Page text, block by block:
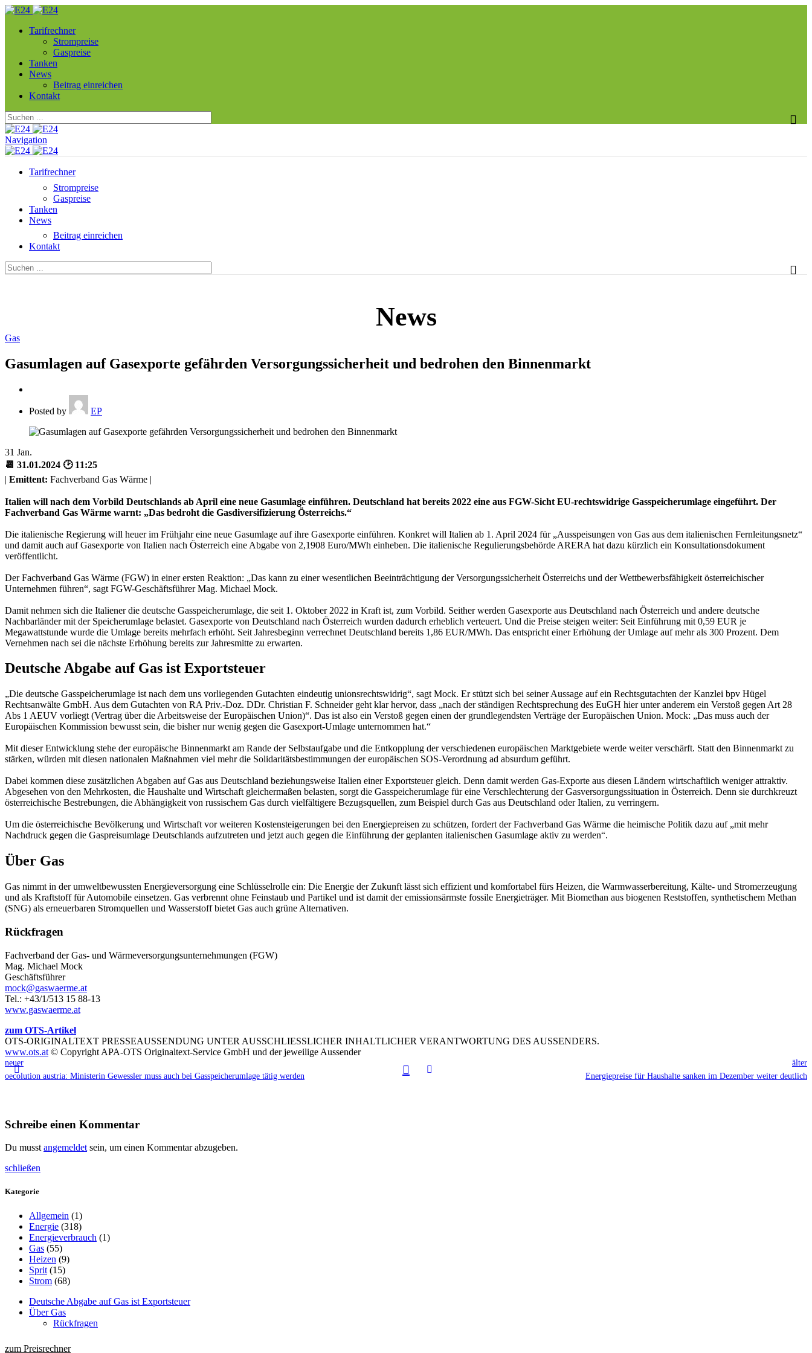
Tarifrechner
Strompreise
Gaspreise
Tanken
News
Beitrag einreichen
Kontakt
Navigation
Tarifrechner
Strompreise
Gaspreise
Tanken
News
Beitrag einreichen
Kontakt
News
Gas
Gasumlagen auf Gasexporte gefährden Versorgungssicherheit und bedrohen den Binnenmarkt
Posted by EP
31 Jan.
📆 31.01.2024 🕑 11:25
| Emittent: Fachverband Gas Wärme |
Italien will nach dem Vorbild Deutschlands ab April eine neue Gasumlage einführen. Deutschland hat bereits 2022 eine aus FGW-Sicht EU-rechtswidrige Gasspeicherumlage eingeführt. Der
Fachverband Gas Wärme warnt: „Das bedroht die Gasdiversifizierung Österreichs.“
Die italienische Regierung will heuer im Frühjahr eine neue Gasumlage auf ihre Gasexporte einführen. Konkret will Italien ab 1. April 2024 für „Ausspeisungen von Gas aus dem italienischen Fernleitungsnetz“
und damit auch auf Gasexporte von Italien nach Österreich eine Abgabe von 2,1908 Euro/MWh einheben. Die italienische Regulierungsbehörde ARERA hat dazu kürzlich ein Konsultationsdokument
veröffentlicht.
Der Fachverband Gas Wärme (FGW) in einer ersten Reaktion: „Das kann zu einer wesentlichen Beeinträchtigung der Versorgungssicherheit Österreichs und der Wettbewerbsfähigkeit österreichischer
Unternehmen führen“, sagt FGW-Geschäftsführer Mag. Michael Mock.
Damit nehmen sich die Italiener die deutsche Gasspeicherumlage, die seit 1. Oktober 2022 in Kraft ist, zum Vorbild. Seither werden Gasexporte aus Deutschland nach Österreich und andere deutsche
Nachbarländer mit der Speicherumlage belastet. Gasexporte von Deutschland nach Österreich wurden dadurch erheblich verteuert. Und die Preise steigen weiter: Seit Einführung mit 0,59 EUR je
Megawattstunde wurde die Umlage bereits mehrfach erhöht. Seit Jahresbeginn verrechnet Deutschland bereits 1,86 EUR/MWh. Das entspricht einer Erhöhung der Umlage auf mehr als 300 Prozent. Dem
Vernehmen nach sei die nächste Erhöhung bereits zur Jahresmitte zu erwarten.
Deutsche Abgabe auf Gas ist Exportsteuer
„Die deutsche Gasspeicherumlage ist nach dem uns vorliegenden Gutachten eindeutig unionsrechtswidrig“, sagt Mock. Er stützt sich bei seiner Aussage auf ein Rechtsgutachten der Kanzlei bpv Hügel
Rechtsanwälte GmbH. Aus dem Gutachten von RA Priv.-Doz. DDr. Christian F. Schneider geht klar hervor, dass „nach der ständigen Rechtsprechung des EuGH hier unter anderem ein Verstoß gegen Art 28
Abs 1 AEUV vorliegt (Vertrag über die Arbeitsweise der Europäischen Union)“. Das ist also ein Verstoß gegen einen der grundlegendsten Verträge der Europäischen Union. Mock: „Das muss auch der
Europäischen Kommission bewusst sein, die bisher nur wenig gegen die Gasexport-Umlage unternommen hat.“
Mit dieser Entwicklung stehe der europäische Binnenmarkt am Rande der Selbstaufgabe und die Entkopplung der verschiedenen europäischen Marktgebiete werde weiter verschärft. Statt den Binnenmarkt zu
stärken, würden mit diesen nationalen Maßnahmen viel mehr die Solidaritätsbestimmungen der europäischen SOS-Verordnung ad absurdum geführt.
Dabei kommen diese zusätzlichen Abgaben auf Gas aus Deutschland beziehungsweise Italien einer Exportsteuer gleich. Denn damit werden Gas-Exporte aus diesen Ländern wirtschaftlich weniger attraktiv.
Abgesehen von den Mehrkosten, die Haushalte und Wirtschaft gleichermaßen belasten, sorgt die Gasspeicherumlage für eine Verschlechterung der Gasversorgungssituation in Österreich. Denn sie durchkreuzt
österreichische Bestrebungen, die Abhängigkeit von russischem Gas durch vielfältigere Bezugsquellen, zum Beispiel durch Gas aus Deutschland oder Italien, zu verringern.
Um die österreichische Bevölkerung und Wirtschaft vor weiteren Kostensteigerungen bei den Energiepreisen zu schützen, fordert der Fachverband Gas Wärme die heimische Politik dazu auf „mit mehr
Nachdruck gegen die Gaspreisumlage Deutschlands aufzutreten und jetzt auch gegen die Einführung der geplanten italienischen Gasumlage aktiv zu werden“.
Über Gas
Gas nimmt in der umweltbewussten Energieversorgung eine Schlüsselrolle ein: Die Energie der Zukunft lässt sich effizient und komfortabel fürs Heizen, die Warmwasserbereitung, Kälte- und Stromerzeugung
und als Kraftstoff für Automobile einsetzen. Gas verbrennt ohne Feinstaub und Partikel und ist damit der emissionsärmste fossile Energieträger. Mit Biomethan aus biogenen Reststoffen, synthetischem Methan
(SNG) als erneuerbaren Stromquellen und Wasserstoff bietet Gas auch grüne Alternativen.
Rückfragen
Fachverband der Gas- und Wärmeversorgungsunternehmungen (FGW)
Mag. Michael Mock
Geschäftsführer
mock@gaswaerme.at
Tel.: +43/1/513 15 88-13
www.gaswaerme.at
zum OTS-Artikel
OTS-ORIGINALTEXT PRESSEAUSSENDUNG UNTER AUSSCHLIESSLICHER INHALTLICHER VERANTWORTUNG DES AUSSENDERS.
www.ots.at © Copyright APA-OTS Originaltext-Service GmbH und der jeweilige Aussender
neuer
oecolution austria: Ministerin Gewessler muss auch bei Gasspeicherumlage tätig werden
älter
Energiepreise für Haushalte sanken im Dezember weiter deutlich
Schreibe einen Kommentar
Du musst angemeldet sein, um einen Kommentar abzugeben.
schließen
Kategorie
Allgemein (1)
Energie (318)
Energieverbrauch (1)
Gas (55)
Heizen (9)
Sprit (15)
Strom (68)
Deutsche Abgabe auf Gas ist Exportsteuer
Über Gas
Rückfragen
zum Preisrechner